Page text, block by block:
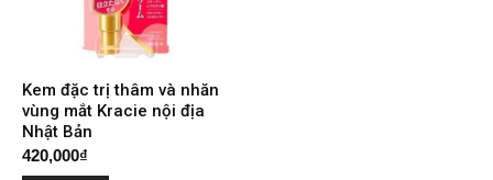
Kem đặc trị thâm và nhăn
vùng mắt Kracie nội địa
Nhật Bản
420,000₫